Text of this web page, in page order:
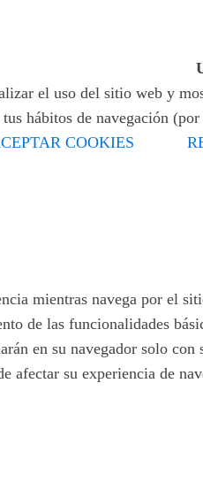
el uso del sitio web y
tus hábitos de navegación
COOKIES
mientras navega por el
de las funcionalidades
en su navegador solo
afectar su experiencia de